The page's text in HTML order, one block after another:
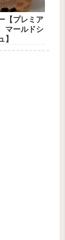
【プレミア
マールドシ
】